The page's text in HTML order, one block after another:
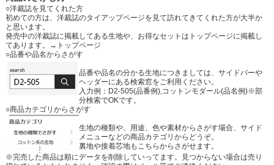
○洋裁誌を見てくれた方
初めての方は、洋裁誌のタイアップページを見て訪れてきてくれた方が大半か
と思います。
発売中の洋裁誌に掲載してある生地や、お得なセットはトップページに掲載し
てあります。
→トップページ
○品番や品名からさがす
品番や品名の分かる生地につきましては、サイドバーや
ヘッダーにある検索窓をご利用ください。
入力例：D2-505(品番例),コットンモダール(品名例)※部
分検索でOKです。
○商品カテゴリからさがす
生地の種類や、用途、色や素材からさがす場合、サイド
メニューなどの商品カテゴリからどうぞ。
裏地や接着芯地もこちらからさがせます。
※完売した商品は順にデータを削除していってます。見つからない場合は売り